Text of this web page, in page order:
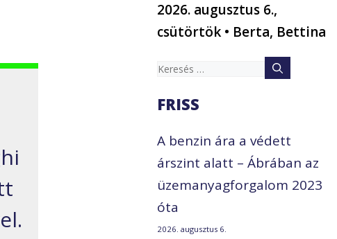
2026. augusztus 6.,
csütörtök • Berta, Bettina
Keresés:
FRISS
A benzin ára a védett
árszint alatt – Ábrában az
üzemanyagforgalom 2023
óta
2026. augusztus 6.